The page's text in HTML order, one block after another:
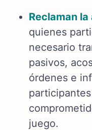
Reclaman la
quienes
necesario
pasivos,
órdenes e
juego.